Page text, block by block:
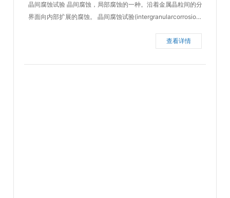
晶间腐蚀试验 晶间腐蚀，局部腐蚀的一种。沿着金属晶粒间的分
界面向内部扩展的腐蚀。 晶间腐蚀试验(intergranularcorrosiont
金属腐蚀试验方法。目的是了解材料的化学成分、热处理和加工
极极化曲线特定区间的各种试验溶液，利用金属的晶粒和晶界在
查看详情